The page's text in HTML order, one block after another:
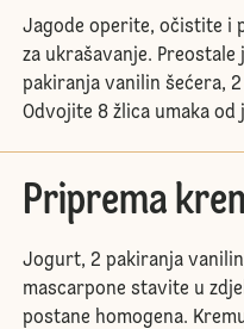
Jagode operite, očistite i
za ukrašavanje.
pakiranja vanilin šećera,
Odvojite 8 žlica umaka od
Priprema
Jogurt, 2 pakiranja
mascarpone stavite u
postane homogena.